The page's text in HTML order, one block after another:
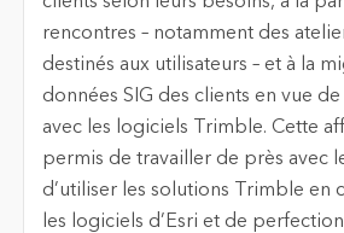
rencontres – notamment des
destinés aux utilisateurs – et à la
données SIG des clients en vue
avec les logiciels Trimble. Cette
permis de travailler de près avec
d’utiliser les solutions Trimble en
les logiciels d’Esri et de